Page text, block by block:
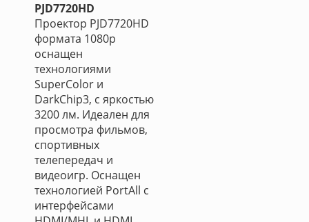
PJD7720HD
Проектор PJD7720HD
формата 1080p
оснащен
технологиями
SuperColor и
DarkChip3, с яркостью
3200 лм. Идеален для
просмотра фильмов,
спортивных
телепередач и
видеоигр. Оснащен
технологией PortAll с
интерфейсами